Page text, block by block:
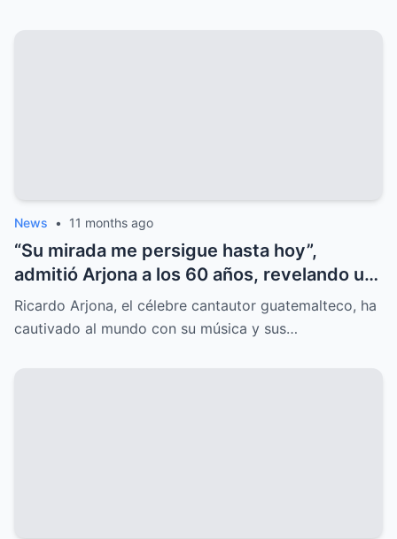
News • 11 months ago
“Su mirada me persigue hasta hoy”,
admitió Arjona a los 60 años, revelando un
amor oculto que lo marcó para siempre.
Ricardo Arjona, el célebre cantautor guatemalteco, ha
cautivado al mundo con su música y sus…